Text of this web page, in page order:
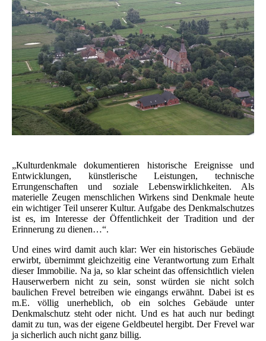
„Kulturdenkmale dokumentieren historische Ereignisse und
Entwicklungen, künstlerische Leistungen, technische
Errungenschaften und soziale Lebenswirklichkeiten. Als
materielle Zeugen menschlichen Wirkens sind Denkmale heute
ein wichtiger Teil unserer Kultur. Aufgabe des Denkmalschutzes
ist es, im Interesse der Öffentlichkeit der Tradition und der
Erinnerung zu dienen…“.
Und eines wird damit auch klar: Wer ein historisches Gebäude
erwirbt, übernimmt gleichzeitig eine Verantwortung zum Erhalt
dieser Immobilie. Na ja, so klar scheint das offensichtlich vielen
Hauserwerbern nicht zu sein, sonst würden sie nicht solch
baulichen Frevel betreiben wie eingangs erwähnt. Dabei ist es
m.E. völlig unerheblich, ob ein solches Gebäude unter
Denkmalschutz steht oder nicht. Und es hat auch nur bedingt
damit zu tun, was der eigene Geldbeutel hergibt. Der Frevel war
ja sicherlich auch nicht ganz billig.